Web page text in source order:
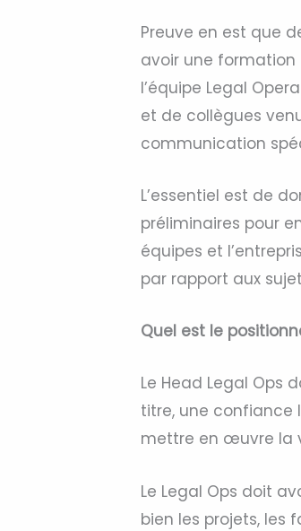
Preuve en est que
avoir une formation
l’équipe Legal
et de collègues
communication
L’essentiel est de
préliminaires pour
équipes et
par rapport aux
Quel est le
Le Head Legal Ops
titre, une confiance
mettre en œuvre la
Le Legal Ops doit
bien les projets, les